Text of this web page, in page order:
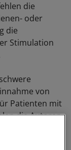
die
oder
die
Stimulation
von
Patienten mit
die Autoren